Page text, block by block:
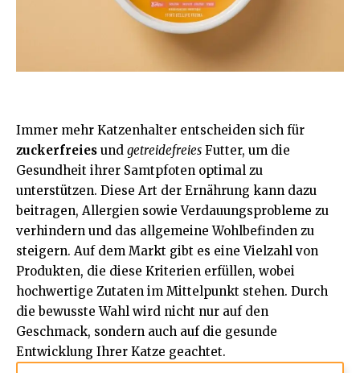
Immer mehr Katzenhalter entscheiden sich für
zuckerfreies und getreidefreies Futter, um die
Gesundheit ihrer Samtpfoten optimal zu
unterstützen. Diese Art der Ernährung kann dazu
beitragen, Allergien sowie Verdauungsprobleme zu
verhindern und das allgemeine Wohlbefinden zu
steigern. Auf dem Markt gibt es eine Vielzahl von
Produkten, die diese Kriterien erfüllen, wobei
hochwertige Zutaten im Mittelpunkt stehen. Durch
die bewusste Wahl wird nicht nur auf den
Geschmack, sondern auch auf die gesunde
Entwicklung Ihrer Katze geachtet.